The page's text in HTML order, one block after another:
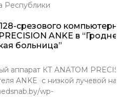
Республики
срезового
ANKE в
больница”
аппарат КТ ANATOM
ANKE с низкой лучевой
wp-